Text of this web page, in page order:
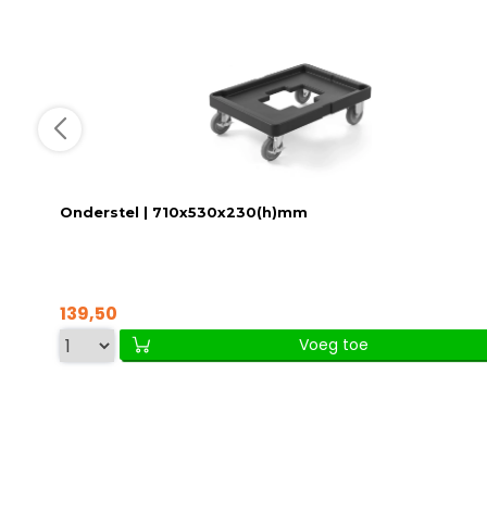
Onderstel | 710x530x230(h)mm
139,50
Voeg toe